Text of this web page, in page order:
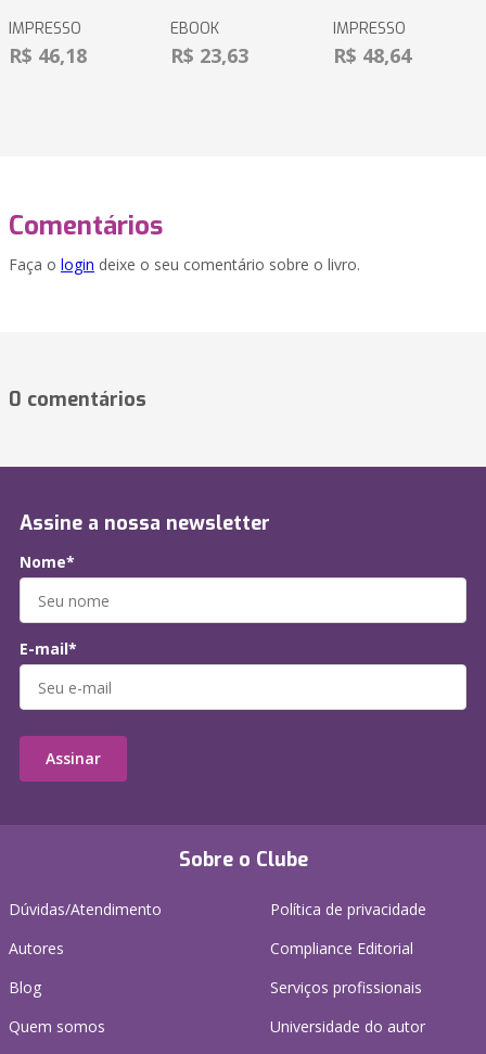
IMPRESSO
R$ 46,18
EBOOK
R$ 23,63
IMPRESSO
R$ 48,64
Comentários
Faça o login deixe o seu comentário sobre o livro.
0 comentários
Sobre o Clube
Dúvidas/Atendimento
Autores
Blog
Quem somos
Política de privacidade
Compliance Editorial
Serviços profissionais
Universidade do autor
Assine a nossa newsletter
Nome*
E-mail*
Assinar